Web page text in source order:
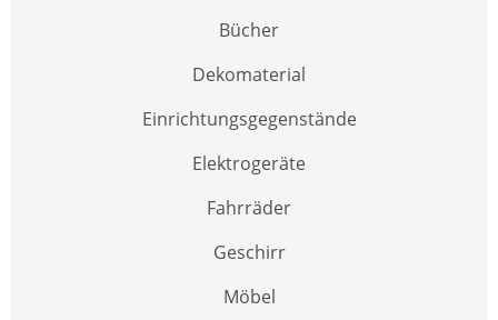
Bücher
Dekomaterial
Einrichtungsgegenstände
Elektrogeräte
Fahrräder
Geschirr
Möbel